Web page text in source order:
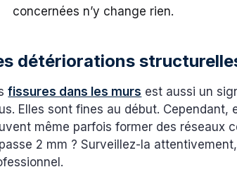
concernées n’y change rien.
détériorations
fissures dans les murs est aussi un
Elles sont fines au début.
même parfois former des réseaux
2 mm ? Surveillez-la